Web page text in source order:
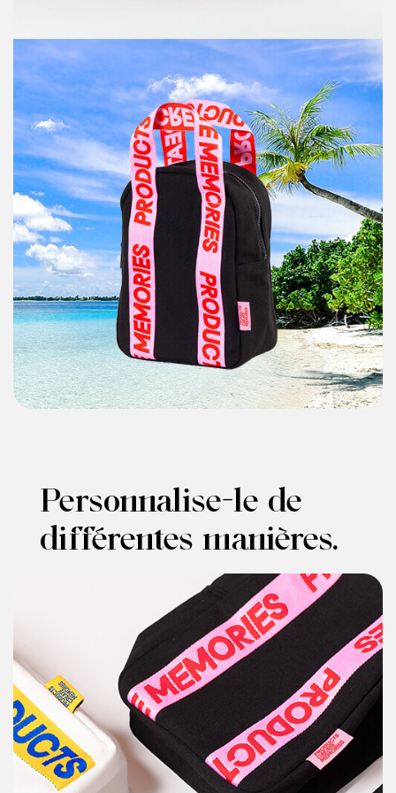
Personnalise-le de
différentes manières.